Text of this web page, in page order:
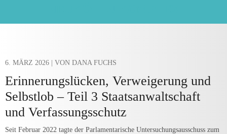
6. MÄRZ 2026 | VON DANA FUCHS
Erinnerungslücken, Verweigerung und
Selbstlob – Teil 3 Staatsanwaltschaft
und Verfassungsschutz
Seit Februar 2022 tagte der Parlamentarische Untersuchungsausschuss zum